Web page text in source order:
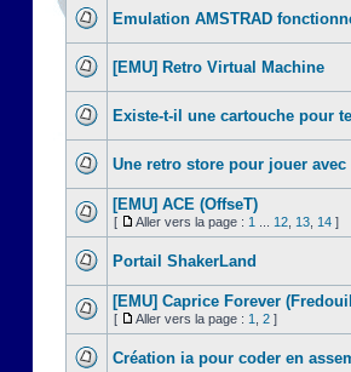
Emulation AMSTRAD
[EMU] Retro Virtual Machine
Existe-t-il une cartouche pour
Une retro store pour jouer
[EMU] ACE (OffseT)
[ Aller vers la page : 1 12 13 14 ]
Portail ShakerLand
[EMU] Caprice Forever
[ Aller vers la page : 1 2 ]
Création ia pour coder en